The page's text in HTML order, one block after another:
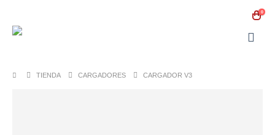
0
TIENDA CARGADORES CARGADOR V3